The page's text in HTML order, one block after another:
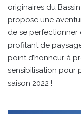
originaires du
propose une
de se perfectionner
profitant de
point d’honneur à
sensibilisation pour
saison 2022 !